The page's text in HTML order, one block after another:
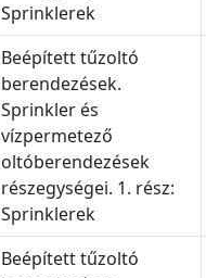
Sprinklerek
Beépített tűzoltó
berendezések.
Sprinkler és
vízpermetező
oltóberendezések
részegységei. 1. rész:
Sprinklerek
Beépített tűzoltó